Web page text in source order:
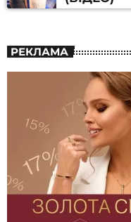
РЕКЛАМА